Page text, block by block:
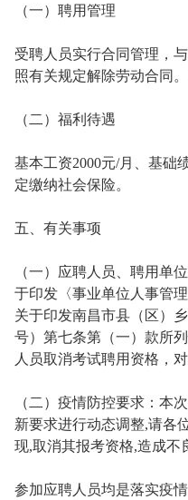
（一）聘用管理
受聘人员实行合同管理，
照有关规定解除劳动合同
（二）福利待遇
基本工资2000元/月、基础
定缴纳社会保险。
五、有关事项
（一）应聘人员、聘用单
于印发〈事业单位人事管
关于印发南昌市县（区）
号）第七条第（一）款所
人员取消考试聘用资格，
（二）疫情防控要求：本
新要求进行动态调整,请各
现,取消其报考资格,造成不
参加应聘人员均是落实疫